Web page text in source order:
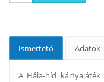
Ismertető Adatok
A Hála-híd